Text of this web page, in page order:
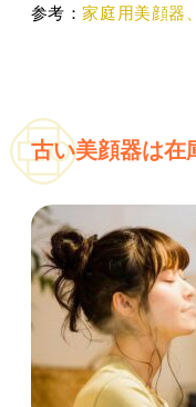
参考：家庭用美顔器
古い美顔器は在